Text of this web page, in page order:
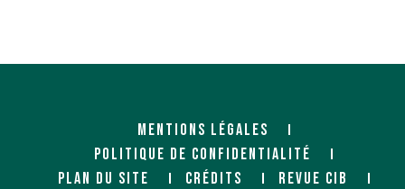
MENTIONS LÉGALES
POLITIQUE DE CONFIDENTIALITÉ
PLAN DU SITE
CRÉDITS
REVUE CIB